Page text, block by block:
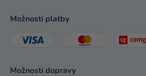
Možnosti platby
Možnosti dopravy